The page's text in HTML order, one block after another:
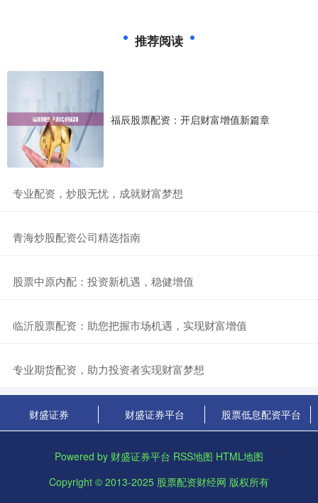
推荐阅读
福辰股票配资：开启财富增值新篇章
​专业配资，炒股无忧，成就财富梦想
​青海炒股配资公司精选指南
​股票中原内配：投资新机遇，稳健增值
​临沂股票配资：助您把握市场机遇，实现财富增值
​专业期货配资，助力投资者实现财富梦想
财盛证券 财盛证券平台 股票低息配资平台
Powered by 财盛证券平台 RSS地图 HTML地图
Copyright © 2013-2025 股票配资财经网 版权所有